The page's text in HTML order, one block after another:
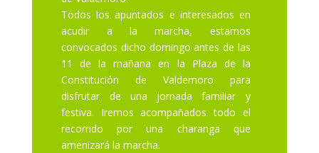
Todos los apuntados e interesados en
acudir a la marcha, estamos
convocados dicho domingo antes de las
11 de la mañana en la Plaza de la
Constitución de Valdemoro para
disfrutar de una jornada familiar y
festiva. Iremos acompañados todo el
recorrido por una charanga que
amenizará la marcha.